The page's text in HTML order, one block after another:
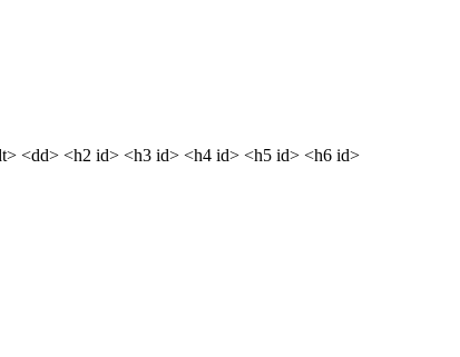
<dd> <h2 id> <h3 id> <h4 id> <h5 id> <h6 id>